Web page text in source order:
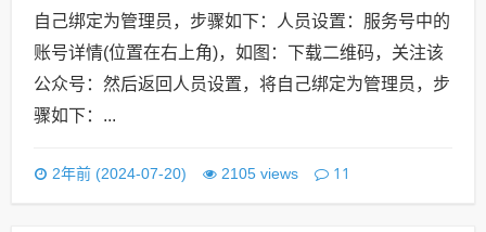
自己绑定为管理员，步骤如下：人员设置：服务号中的
账号详情(位置在右上角)，如图：下载二维码，关注该
公众号：然后返回人员设置，将自己绑定为管理员，步
骤如下：...
2年前 (2024-07-20) 2105 views 11